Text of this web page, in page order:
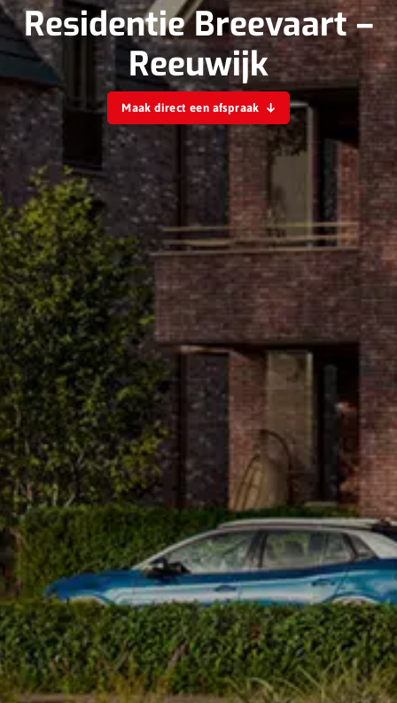
Residentie Breevaart –
Reeuwijk
Maak direct een afspraak